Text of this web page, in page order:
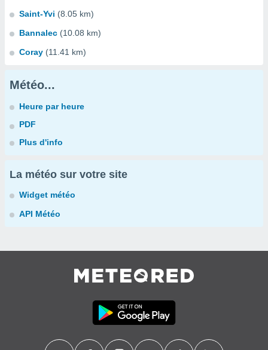
Saint-Yvi (8.05 km)
Bannalec (10.08 km)
Coray (11.41 km)
Météo...
Heure par heure
PDF
Plus d'info
La météo sur votre site
Widget météo
API Météo